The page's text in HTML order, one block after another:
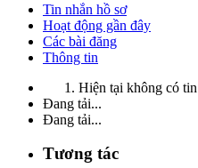
Tin nhắn hồ sơ
Hoạt động gần đây
Các bài đăng
Thông tin
Hiện tại không có
Đang tải...
Đang tải...
Tương tác